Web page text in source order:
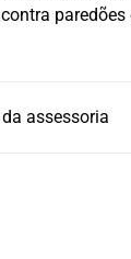
paredões
assessoria